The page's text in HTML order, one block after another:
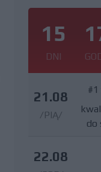
15
DNI
21.08
/PIĄ/
#1
do
22.08